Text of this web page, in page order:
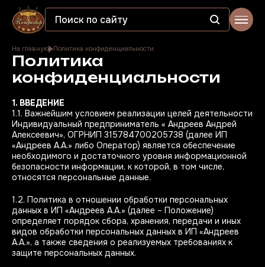
На главную Политика конфиденциальности
Политика
конфиденциальности
1. ВВЕДЕНИЕ
1.1. Важнейшим условием реализации целей деятельности
Индивидуальный предприниматель « Андреев Андрей
Алексеевич», ОГРНИП 315784700205738 (далее ИП
«Андреев А.А.» либо Оператор) является обеспечение
необходимого и достаточного уровня информационной
безопасности информации, к которой, в том числе,
относятся персональные данные.
1.2. Политика в отношении обработки персональных
данных в ИП «Андреев А.А.» (далее – Положение)
определяет порядок сбора, хранения, передачи и иных
видов обработки персональных данных в ИП «Андреев
А.А.», а также сведения о реализуемых требованиях к
защите персональных данных.